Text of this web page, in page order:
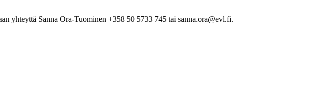
yhteyttä Sanna Ora-Tuominen +358 50 5733 745 tai sanna.ora@evl.fi.